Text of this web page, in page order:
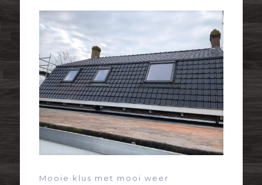
Mooie klus met mooi weer